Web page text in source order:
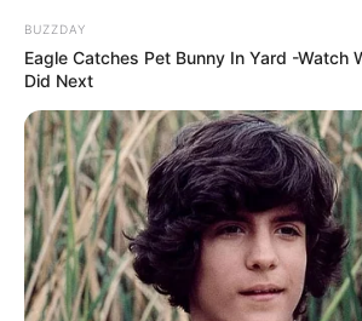
BUZZDAY
Eagle Catches Pet Bunny In Yard -Watch
Did Next